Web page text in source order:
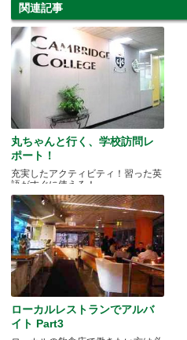
関連記事
丸ちゃんと行く、学校訪問レ
ポート！
充実したアクティビティ！習った英
語がすぐに使える！
ローカルレストランでアルバ
イト Part3